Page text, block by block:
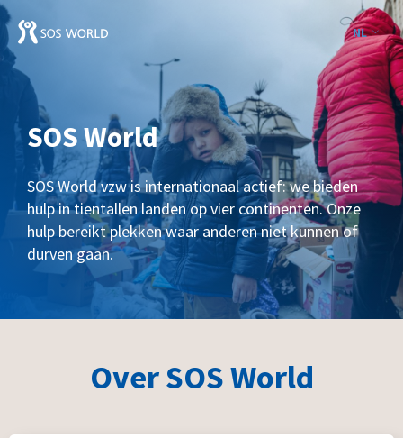
NL
SOS World
SOS World vzw is internationaal actief: we bieden
hulp in tientallen landen op vier continenten. Onze
hulp bereikt plekken waar anderen niet kunnen of
durven gaan.
Over SOS World